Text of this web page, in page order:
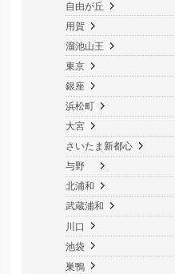
自由が丘
用賀
溜池山王
東京
銀座
浜松町
大宮
さいたま新都心
与野
北浦和
武蔵浦和
川口
池袋
巣鴨